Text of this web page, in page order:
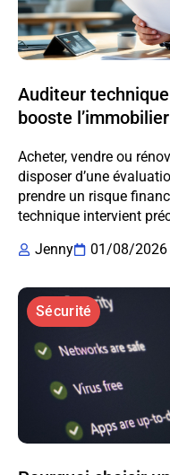
Auditeur
booste l’immobilier
Acheter, vendre ou
disposer d’une
prendre un risque
technique intervient
Jenny
01/08/2026
Sécurité